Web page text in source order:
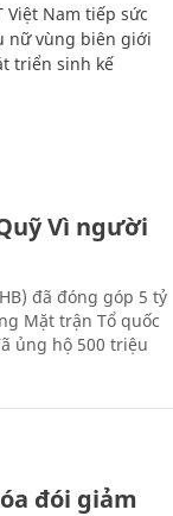
Việt Nam tiếp sức
nữ vùng biên giới
triển sinh kế
Vì người
đã đóng góp 5 tỷ
Mặt trận Tổ quốc
ủng hộ 500 triệu
đói giảm